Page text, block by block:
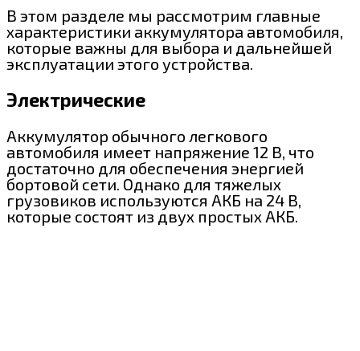
В этом разделе мы рассмотрим главные
характеристики аккумулятора автомобиля,
которые важны для выбора и дальнейшей
эксплуатации этого устройства.
Электрические
Аккумулятор обычного легкового
автомобиля имеет напряжение 12 В, что
достаточно для обеспечения энергией
бортовой сети. Однако для тяжелых
грузовиков используются АКБ на 24 В,
которые состоят из двух простых АКБ.